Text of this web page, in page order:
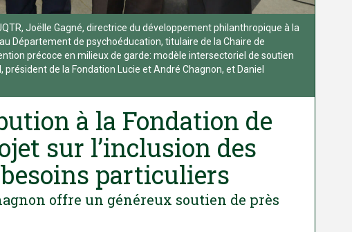
Joëlle Gagné, directrice du développement philanthropique à la
Département de psychoéducation, titulaire de la Chaire de
précoce en milieux de garde: modèle intersectoriel de soutien
de la Fondation Lucie et André Chagnon, et Daniel
à la Fondation de
sur l’inclusion des
particuliers
offre un généreux soutien de près